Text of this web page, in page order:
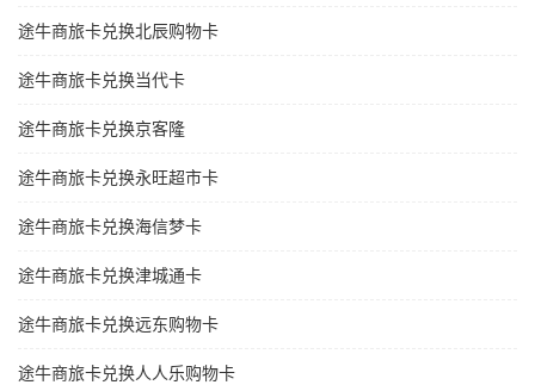
途牛商旅卡兑换北辰购物卡
途牛商旅卡兑换当代卡
途牛商旅卡兑换京客隆
途牛商旅卡兑换永旺超市卡
途牛商旅卡兑换海信梦卡
途牛商旅卡兑换津城通卡
途牛商旅卡兑换远东购物卡
途牛商旅卡兑换人人乐购物卡